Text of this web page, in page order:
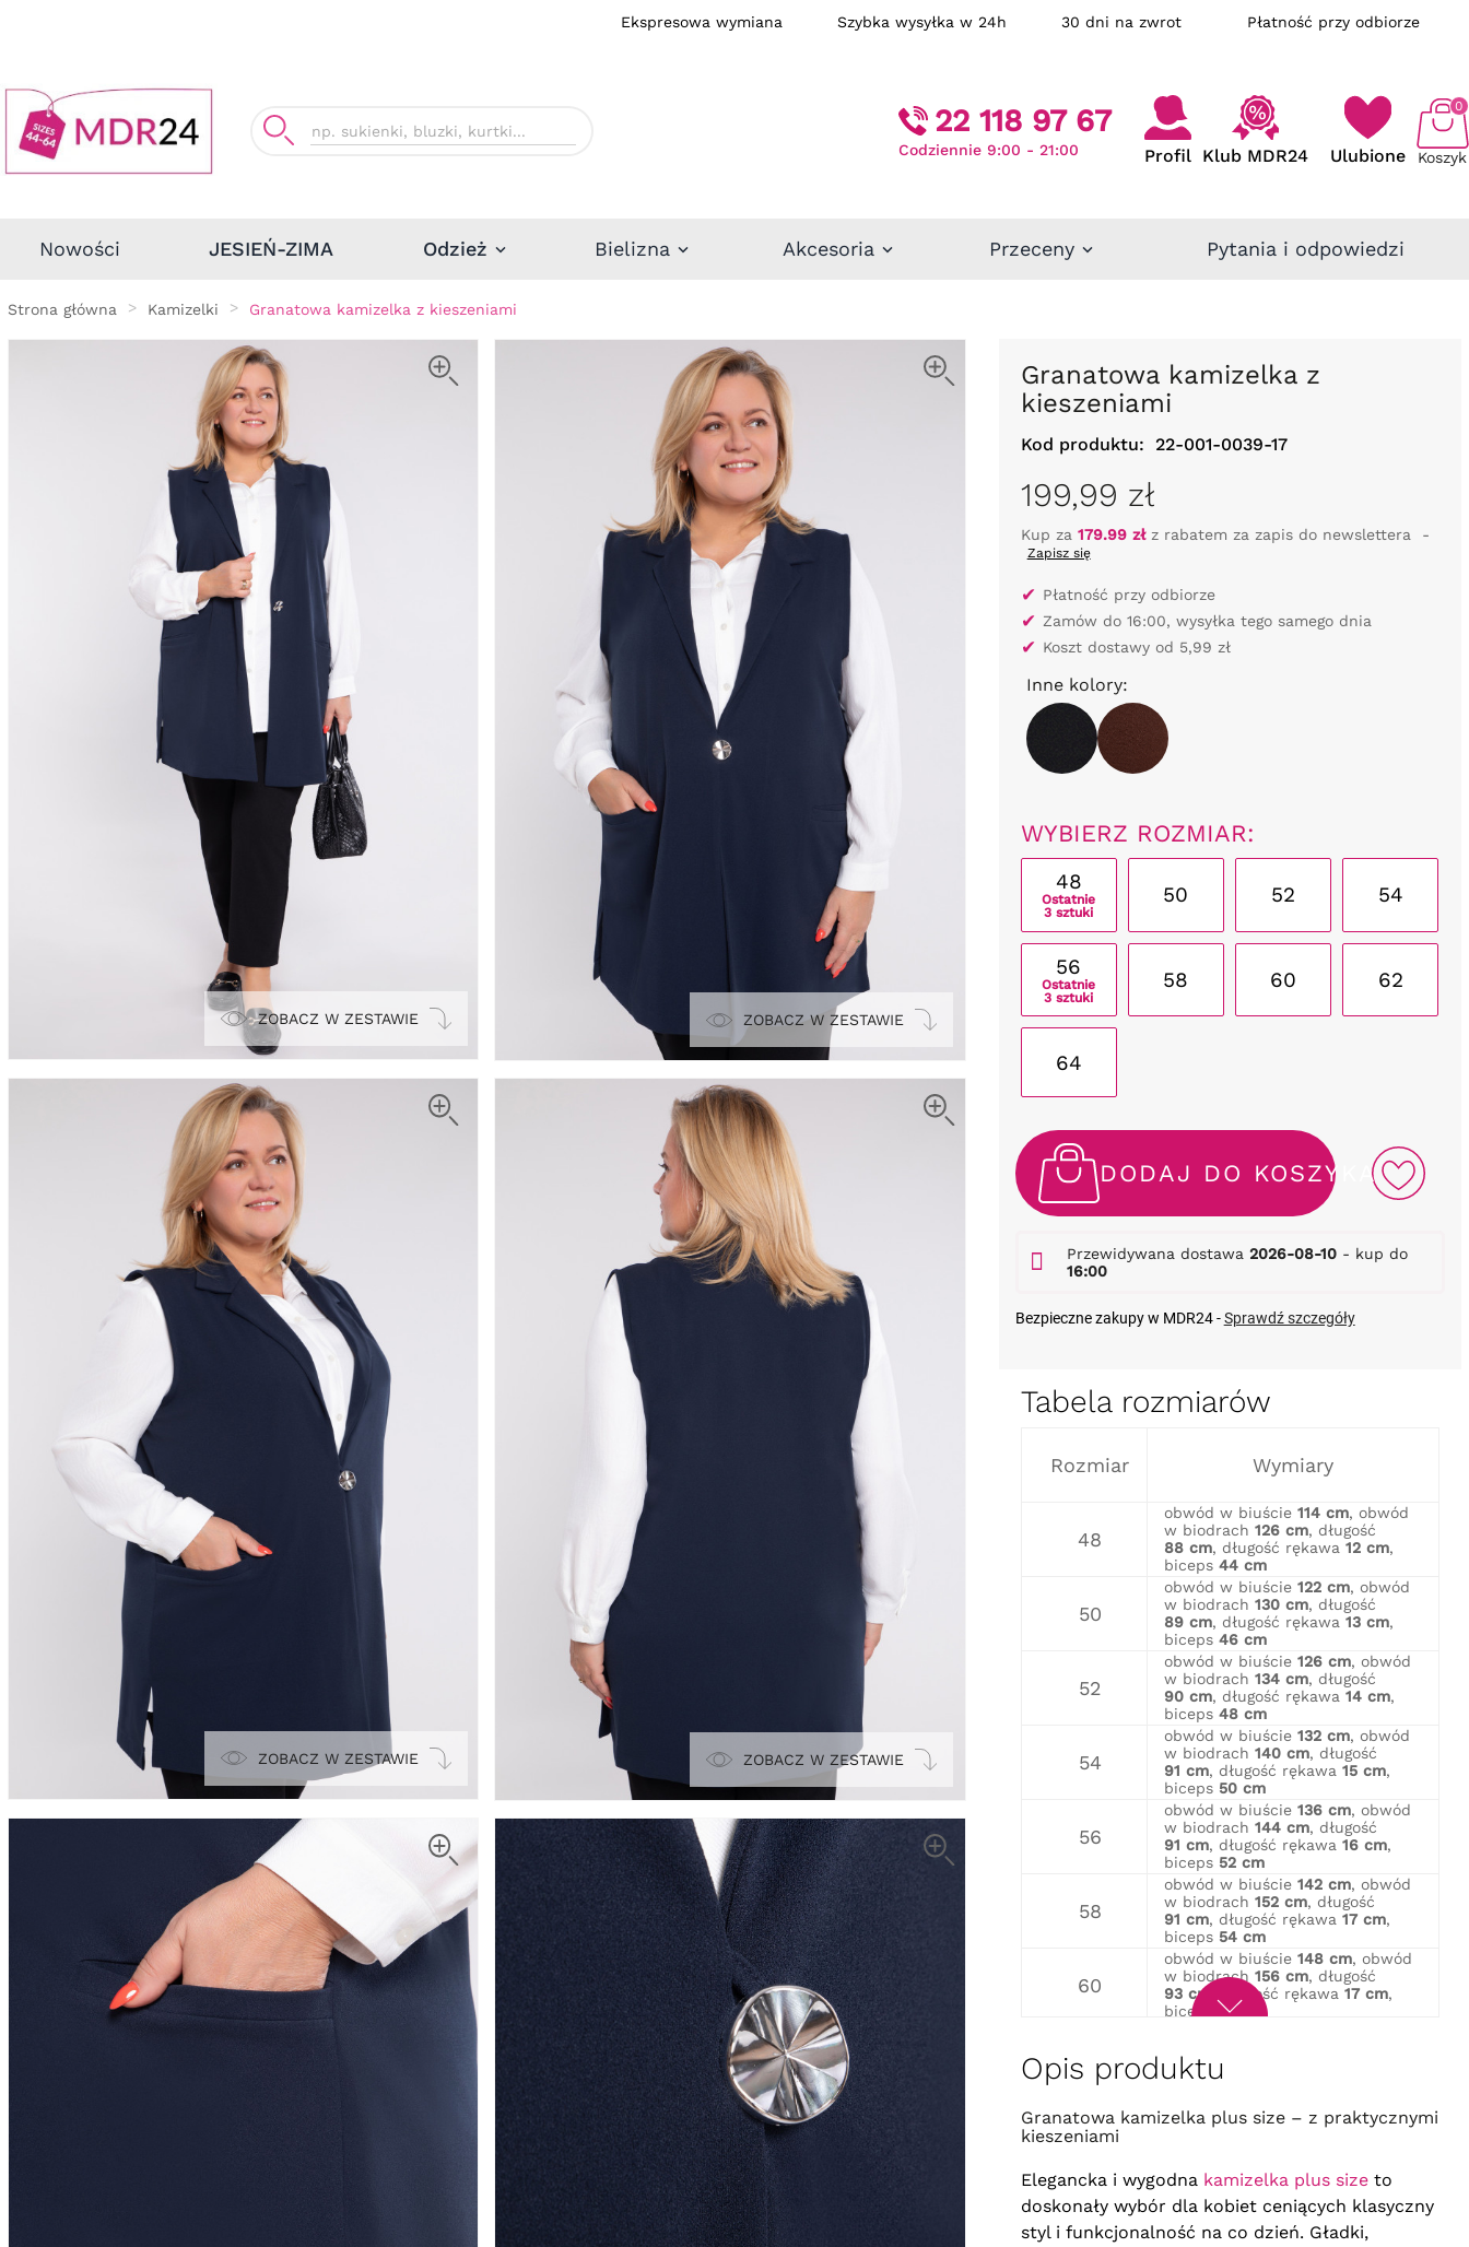
Ekspresowa wymiana Szybka wysyłka w 24h 30 dni na zwrot Płatność przy odbiorze
22 118 97 67
Codziennie 9:00 - 21:00 Profil Klub MDR24 Ulubione Koszyk
0
Nowości JESIEŃ-ZIMA Odzież Bielizna Akcesoria Przeceny Pytania i odpowiedzi
Strona główna Kamizelki Granatowa kamizelka z kieszeniami
ZOBACZ W ZESTAWIE ZOBACZ W ZESTAWIE
ZOBACZ W ZESTAWIE ZOBACZ W ZESTAWIE
Granatowa kamizelka z
kieszeniami
Kod produktu: 22-001-0039-17
199,99 zł
Kup za 179.99 złz rabatem za zapis do newslettera -
Zapisz się
✔ Płatność przy odbiorze
✔ Zamów do 16:00, wysyłka tego samego dnia
✔ Koszt dostawy od 5,99 zł
Inne kolory:
WYBIERZ ROZMIAR:
48
Ostatnie
3 sztuki
50 52 54
56
Ostatnie
3 sztuki
58 60 62
64
DODAJ DO KOSZYKA
Przewidywana dostawa 2026-08-10- kup do
16:00
Bezpieczne zakupy w MDR24 -Sprawdź szczegóły
Tabela rozmiarów
Rozmiar Wymiary
48
obwód w biuście 114 cm, obwód
w biodrach 126 cm, długość
88 cm, długość rękawa 12 cm,
biceps 44 cm
50
obwód w biuście 122 cm, obwód
w biodrach 130 cm, długość
89 cm, długość rękawa 13 cm,
biceps 46 cm
52
obwód w biuście 126 cm, obwód
w biodrach 134 cm, długość
90 cm, długość rękawa 14 cm,
biceps 48 cm
54
obwód w biuście 132 cm, obwód
w biodrach 140 cm, długość
91 cm, długość rękawa 15 cm,
biceps 50 cm
56
obwód w biuście 136 cm, obwód
w biodrach 144 cm, długość
91 cm, długość rękawa 16 cm,
biceps 52 cm
58
obwód w biuście 142 cm, obwód
w biodrach 152 cm, długość
91 cm, długość rękawa 17 cm,
biceps 54 cm
60
obwód w biuście 148 cm, obwód
w biodrach 156 cm, długość
93 cm
, długość rękawa 17 cm,
biceps
58 cm
62
95 cm, długość rękawa
biceps
64
obwód w biuście
, obwód
w biodrach 168 cm , długość
Opis produktu
Granatowa kamizelka plus size – z praktycznymi
kieszeniami
Elegancka i wygodna kamizelka plus sizeto
doskonały wybór dla kobiet ceniących klasyczny
styl i funkcjonalność na co dzień. Gładki,